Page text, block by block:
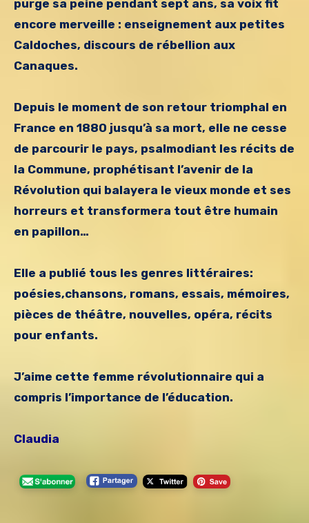
purge sa peine pendant sept ans, sa voix fit
encore merveille : enseignement aux petites
Caldoches, discours de rébellion aux
Canaques.
Depuis le moment de son retour triomphal en
France en 1880 jusqu’à sa mort, elle ne cesse
de parcourir le pays, psalmodiant les récits de
la Commune, prophétisant l’avenir de la
Révolution qui balayera le vieux monde et ses
horreurs et transformera tout être humain
en papillon…
Elle a publié tous les genres littéraires:
poésies,chansons, romans, essais, mémoires,
pièces de théâtre, nouvelles, opéra, récits
pour enfants.
J’aime cette femme révolutionnaire qui a
compris l’importance de l’éducation.
Claudia